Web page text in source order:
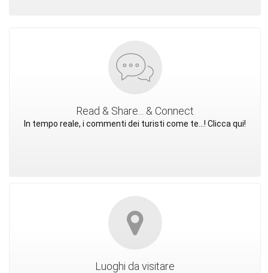
Read & Share... & Connect
In tempo reale, i commenti dei turisti come te...! Clicca qui!
Luoghi da visitare